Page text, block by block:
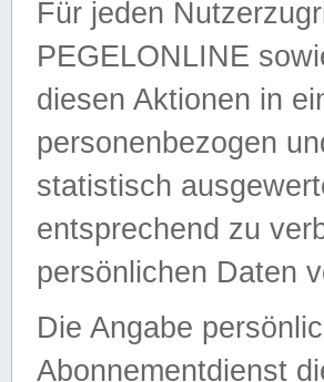
Für jeden
PEGELONLINE
diesen Aktionen in
personenbezogen
statistisch
entsprechend zu
persönlichen Daten
Die Angabe
Abonnementdienst